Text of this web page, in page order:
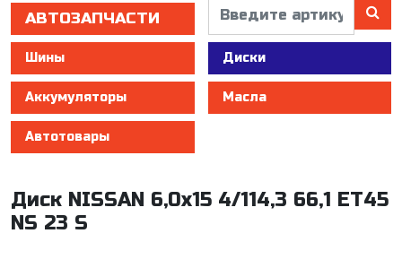
АВТОЗАПЧАСТИ
Шины Диски
Аккумуляторы Масла
Автотовары
Диск NISSAN 6,0x15 4/114,3 66,1 ET45
NS 23 S